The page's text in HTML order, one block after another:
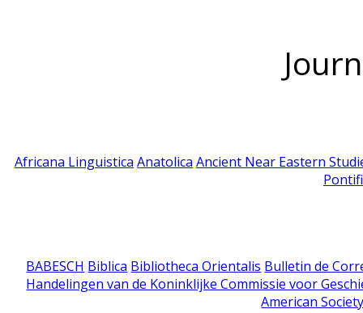
Africana Linguistica Anatolica Ancient Near Eastern
BABESCH Biblica Bibliotheca Orientalis Bulletin de
Handelingen van de Koninklijke Commissie voor
American